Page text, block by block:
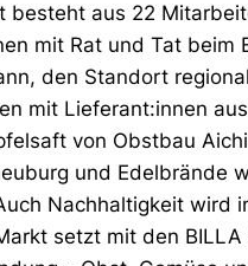
besteht aus 22
mit Rat und Tat beim
den Standort
mit Lieferant:innen
von Obstbau
und Edelbrände
Nachhaltigkeit wird
setzt mit den